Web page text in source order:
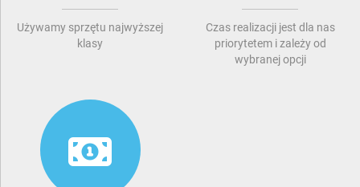
Używamy sprzętu najwyższej
klasy
Czas realizacji jest dla nas
priorytetem i zależy od
wybranej opcji